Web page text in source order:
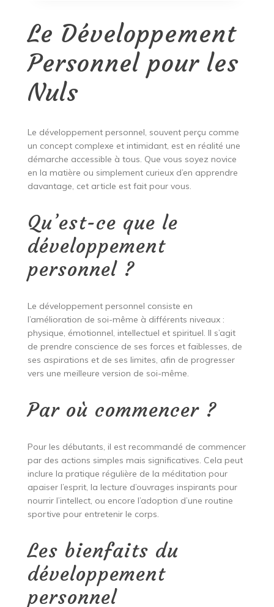
Le Développement
Personnel pour les
Nuls
Le développement personnel, souvent perçu comme
un concept complexe et intimidant, est en réalité une
démarche accessible à tous. Que vous soyez novice
en la matière ou simplement curieux d’en apprendre
davantage, cet article est fait pour vous.
Qu’est-ce que le
développement
personnel ?
Le développement personnel consiste en
l’amélioration de soi-même à différents niveaux :
physique, émotionnel, intellectuel et spirituel. Il s’agit
de prendre conscience de ses forces et faiblesses, de
ses aspirations et de ses limites, afin de progresser
vers une meilleure version de soi-même.
Par où commencer ?
Pour les débutants, il est recommandé de commencer
par des actions simples mais significatives. Cela peut
inclure la pratique régulière de la méditation pour
apaiser l’esprit, la lecture d’ouvrages inspirants pour
nourrir l’intellect, ou encore l’adoption d’une routine
sportive pour entretenir le corps.
Les bienfaits du
développement
personnel